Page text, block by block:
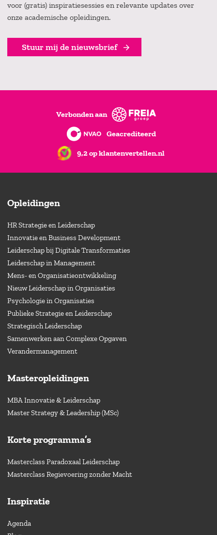
voor (gratis) inspiratiesessies en relevante updates over
onze academische opleidingen.
Stuur mij de nieuwsbrief
Verbonden aan
Geacrediteerd
9,2 op klantenvertellen.nl
Opleidingen
HR Strategie en Leiderschap
Innovatie en Business Development
Leiderschap bij Digitale Transformaties
Leiderschap in Management
Mens- en Organisatieontwikkeling
Nieuw Leiderschap in Organisaties
Psychologie in Organisaties
Publieke Strategie en Leiderschap
Strategisch Leiderschap
Samenwerken aan Complexe Opgaven
Verandermanagement
Masteropleidingen
MBA Innovatie & Leiderschap
Master Strategy & Leadership (MSc)
Korte programma’s
Masterclass Paradoxaal Leiderschap
Masterclass Regievoering zonder Macht
Inspiratie
Agenda